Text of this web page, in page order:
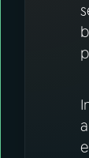
YouTube